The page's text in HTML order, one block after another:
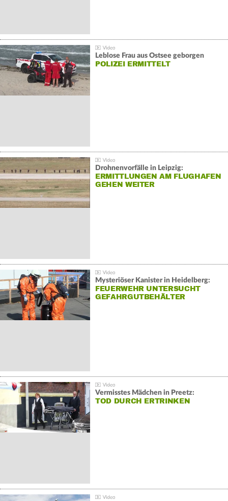
Leblose Frau aus Ostsee geborgen
POLIZEI ERMITTELT
Drohnenvorfälle in Leipzig:
ERMITTLUNGEN AM FLUGHAFEN
GEHEN WEITER
Mysteriöser Kanister in Heidelberg:
FEUERWEHR UNTERSUCHT
GEFAHRGUTBEHÄLTER
Vermisstes Mädchen in Preetz:
TOD DURCH ERTRINKEN